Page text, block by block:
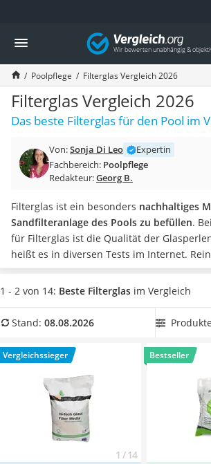
Die beliebtesten Vergleiche nach Kategorie
Baumarkt
Tresor feuerfest
Makita-Akku-Rasenmäher
Kappsäge
Smartes Türschloss
Akku-Rasentrimmer
Split-Klimaanlage 2 Innengeräte
Pelletofen
Tiefbrunnenpumpe
Fliesenschneider
Hochdruckreiniger
Doppelschleifer
Überwachungskamera
Benzinrasenmäher mit Elektrostart
Löschdecke
Winterharte Palmen
Gasdurchlauferhitzer
Vergleich
Poolpflege Filterglas Vergleich 2026
Filterglas Vergleich 2026
Das beste Filterglas für den Pool im
Von:Sonja Di Leo
Expertin
Fachbereich: Poolpflege
Redakteur:Georg B.
Filterglas ist ein besonders nachhaltiges
Sandfilteranlage des Pools zu befüllen.
für Filterglas ist die Qualität der
heißt es in diversen Tests im Internet.
und unbenutzt, eine feine Körnung sorgt
hohe Reinigungsleistung und auch die
eckiges Filterglas. Das hat eine bessere
besonders das Modell
Nature Works BM-
Eigenschaften.
1 - 2 von 14: Beste Filterglas im Vergleich
Stand: 08.08.2026
Vergleichssieger
1 / 14
Bestseller